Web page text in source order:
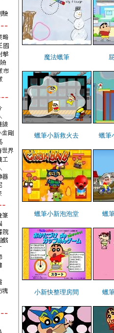
魔法蠟筆
蠟筆小新救火去 蠟筆
蠟筆小新泡泡堂 蠟
小新快整理房間 蠟